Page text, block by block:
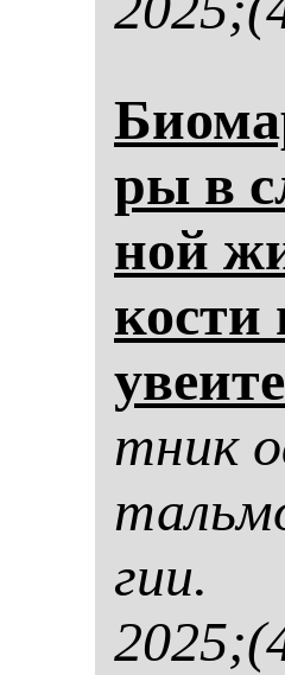
ры в
ной
кос­ти
тник
гии.